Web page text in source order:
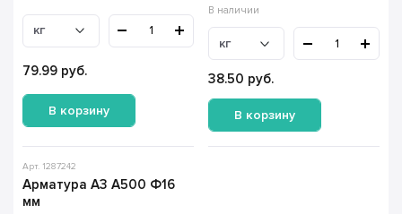
кг
79.99 руб.
В корзину
В наличии
кг
38.50 руб.
В корзину
Арт. 1287242
Арматура А3 А500 Ф16
мм